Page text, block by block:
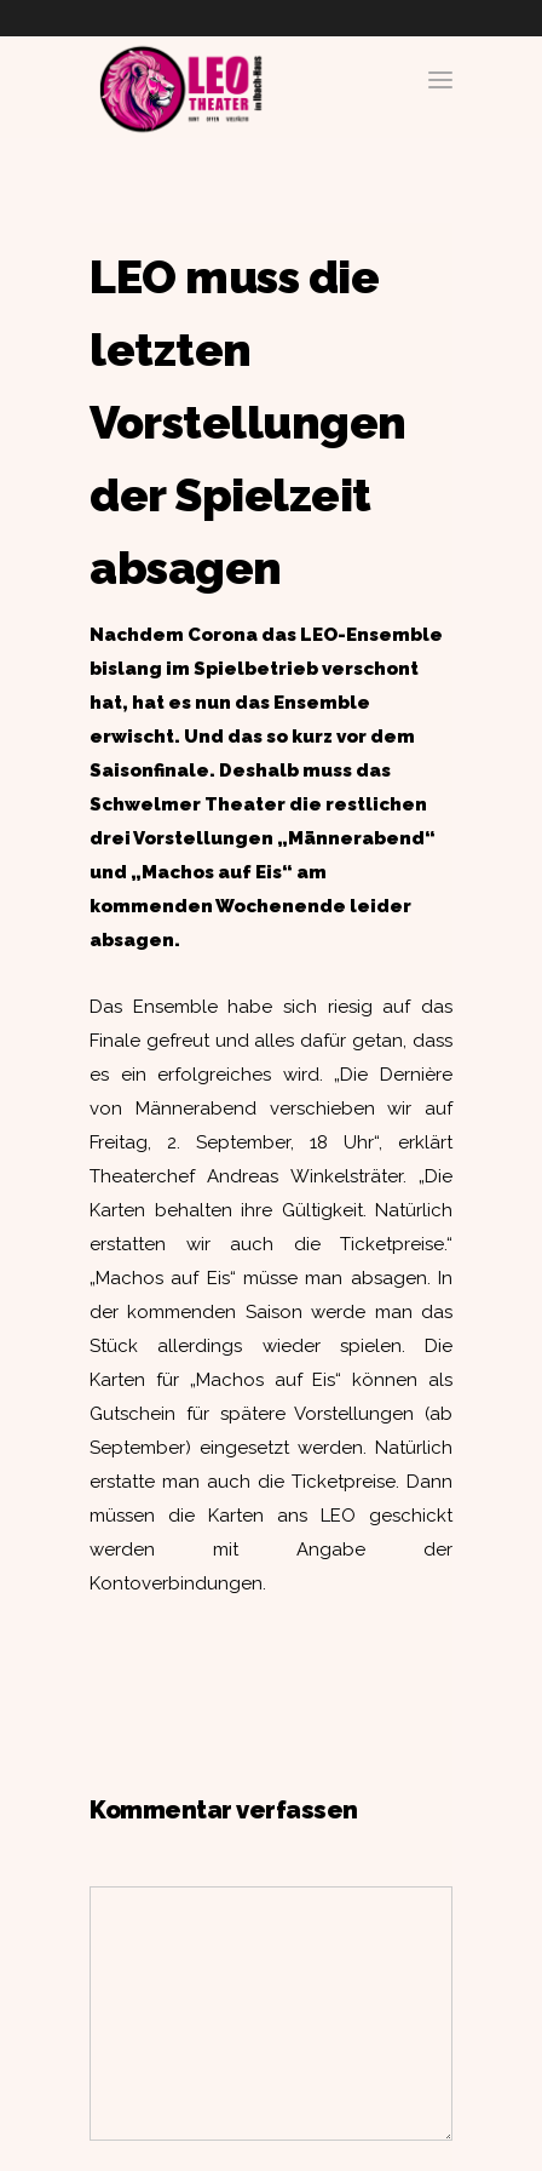
LEO muss die
letzten
Vorstellungen
der Spielzeit
absagen
Nachdem Corona das LEO-Ensemble
bislang im Spielbetrieb verschont
hat, hat es nun das Ensemble
erwischt. Und das so kurz vor dem
Saisonfinale. Deshalb muss das
Schwelmer Theater die restlichen
drei Vorstellungen „Männerabend“
und „Machos auf Eis“ am
kommenden Wochenende leider
absagen.
Das Ensemble habe sich riesig auf das
Finale gefreut und alles dafür getan, dass
es ein erfolgreiches wird. „Die Dernière
von Männerabend verschieben wir auf
Freitag, 2. September, 18 Uhr“, erklärt
Theaterchef Andreas Winkelsträter. „Die
Karten behalten ihre Gültigkeit. Natürlich
erstatten wir auch die Ticketpreise.“
„Machos auf Eis“ müsse man absagen. In
der kommenden Saison werde man das
Stück allerdings wieder spielen. Die
Karten für „Machos auf Eis“ können als
Gutschein für spätere Vorstellungen (ab
September) eingesetzt werden. Natürlich
erstatte man auch die Ticketpreise. Dann
müssen die Karten ans LEO geschickt
werden mit Angabe der
Kontoverbindungen.
Kommentar verfassen